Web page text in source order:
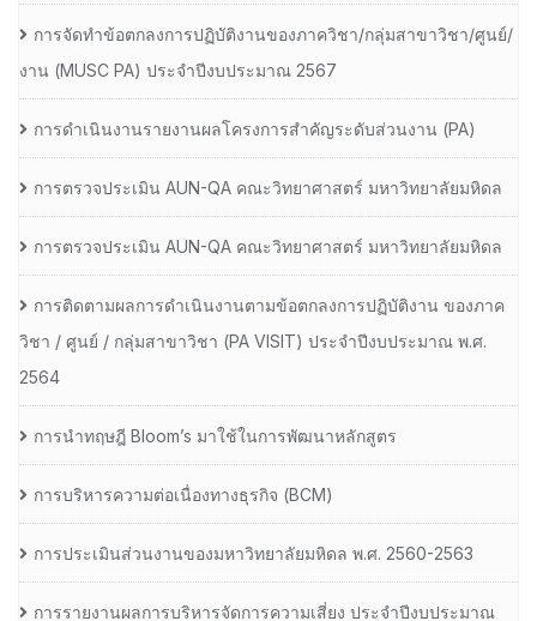
การจัดทำข้อตกลงการปฏิบัติงานของภาควิชา/กลุ่มสาขาวิชา/ศูนย์/
งาน (MUSC PA) ประจำปีงบประมาณ 2567
การดำเนินงานรายงานผลโครงการสำคัญระดับส่วนงาน (PA)
การตรวจประเมิน AUN-QA คณะวิทยาศาสตร์ มหาวิทยาลัยมหิดล
การตรวจประเมิน AUN-QA คณะวิทยาศาสตร์ มหาวิทยาลัยมหิดล
การติดตามผลการดำเนินงานตามข้อตกลงการปฏิบัติงาน ของภาค
วิชา / ศูนย์ / กลุ่มสาขาวิชา (PA VISIT) ประจำปีงบประมาณ พ.ศ.​
2564
การนำทฤษฎี Bloom’s มาใช้ในการพัฒนาหลักสูตร
การบริหารความต่อเนื่องทางธุรกิจ (BCM)
การประเมินส่วนงานของมหาวิทยาลัยมหิดล พ.ศ. 2560-2563
การรายงานผลการบริหารจัดการความเสี่ยง ประจำปีงบประมาณ